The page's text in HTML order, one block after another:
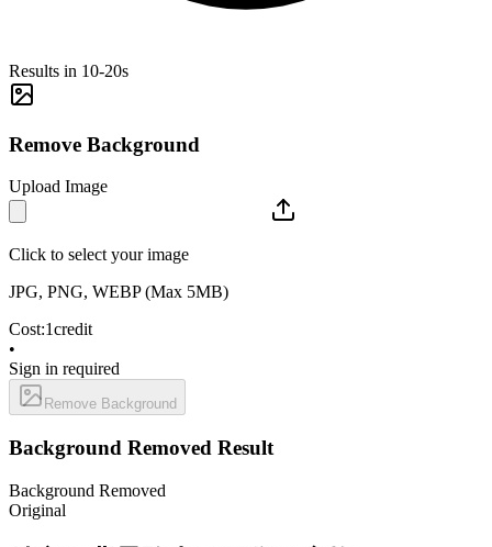
Results in 10-20s
Remove Background
Upload Image
Click to select your image
JPG, PNG, WEBP (Max 5MB)
Cost:1credit
•
Sign in required
Remove Background
Background Removed Result
Background Removed
Original